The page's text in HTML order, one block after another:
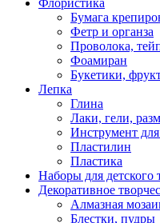
Бумага
Фетр и органза
Проволока,
Фоамиран
Букетики,
Лепка
Глина
Лаки, гели,
Инструмент
Пластилин
Пластика
Наборы для детского
Декоративное
Алмазная
Блестки, пудры